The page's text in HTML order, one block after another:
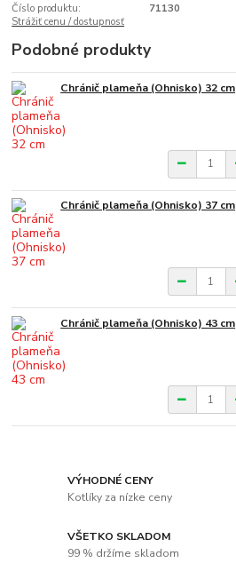
Číslo produktu:
71130
Strážiť cenu / dostupnosť
Podobné produkty
Chránič plameňa (Ohnisko) 32 cm
Chránič plameňa (Ohnisko) 37 cm
Chránič plameňa (Ohnisko) 43 cm
VÝHODNÉ CENY
Kotlíky za nízke ceny
VŠETKO SKLADOM
99 % držíme skladom